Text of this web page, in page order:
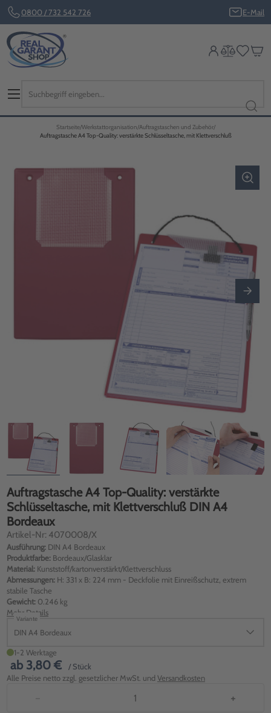
0800 / 732 542 726 E-Mail
Startseite Werkstattorganisation Auftragstaschen und Zubehör
Auftragstasche A4 Top-Quality: verstärkte Schlüsseltasche, mit Klettverschluß
Auftragstasche A4 Top-Quality: verstärkte
Schlüsseltasche, mit Klettverschluß DIN A4
Bordeaux
Artikel-Nr: 4070008/X
Ausführung: DIN A4 Bordeaux
Produktfarbe: Bordeaux/Glasklar
Material: Kunststoff/kartonverstärkt/Klettverschluss
Abmessungen: H: 331 x B: 224 mm - Deckfolie mit Einreißschutz, extrem
stabile Tasche
Gewicht: 0.246 kg
Mehr Details
Variante
DIN A4 Bordeaux
1-2 Werktage
ab 3,80 €
/ Stück
Alle Preise netto zzgl. gesetzlicher MwSt. und Versandkosten
− +